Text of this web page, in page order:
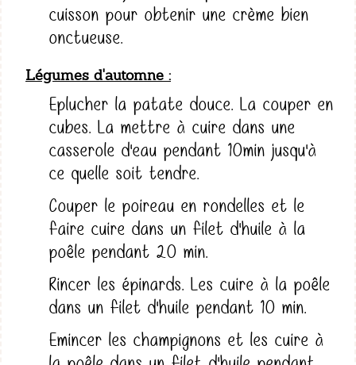
cuisson pour obtenir une crème bien
onctueuse.
Légumes d'automne
Eplucher la patate douce. La couper en
cubes. La mettre à cuire dans une
casserole d'eau pendant 10min jusqu'à
ce quelle soit tendre.
Couper le poireau en rondelles et le
faire cuire dans un filet d'huile à la
poêle pendant 20 min.
Rincer les épinards. Les cuire à la poêle
dans un filet d'huile pendant 10 min.
Emincer les champignons et les cuire à